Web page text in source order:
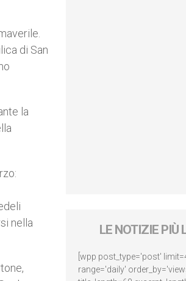
di San
la
nella
LE NOTIZIE PIÙ
[wpp post_type='post'
range='daily'